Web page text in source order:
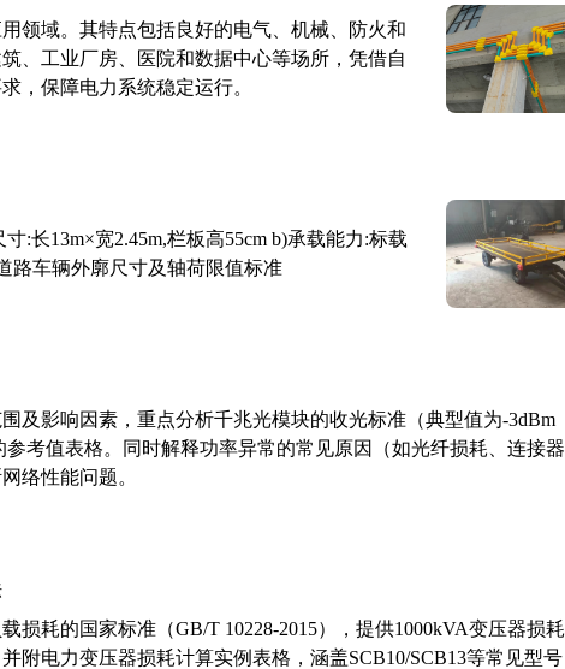
领域。其特点包括良好的电气、机械、防火和
、工业厂房、医院和数据中心等场所，凭借自
，保障电力系统稳定运行。
:长13m×宽2.45m,栏板高55cm b)承载能力:标载
路车辆外廓尺寸及轴荷限值标准
及影响因素，重点分析千兆光模块的收光标准（典型值为-3dBm
考值表格。同时解释功率异常的常见原因（如光纤损耗、连接器
络性能问题。
损耗的国家标准（GB/T 10228-2015），提供1000kVA变压器损耗
附电力变压器损耗计算实例表格，涵盖SCB10/SCB13等常见型号